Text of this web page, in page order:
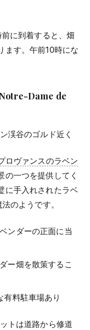
に到着すると、畑
ます。午前10時にな
Dame de
渓谷のゴルド近く
ロヴァンスのラベン
の一つを提供してく
に手入れされたラベ
のようです。
ンダーの正面に当
ー畑を散策するこ
料駐車場あり
トは道路から修道